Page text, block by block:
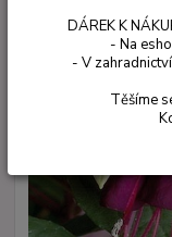
DÁREK K
- Na
- V
Těšíme